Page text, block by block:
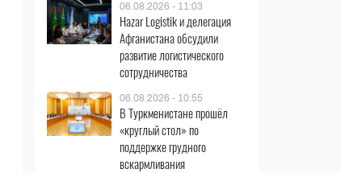
06.08.2026 - 11:03
Hazar Logistik и делегация
Афганистана обсудили
развитие логистического
сотрудничества
06.08.2026 - 10:55
В Туркменистане прошёл
«круглый стол» по
поддержке грудного
вскармливания